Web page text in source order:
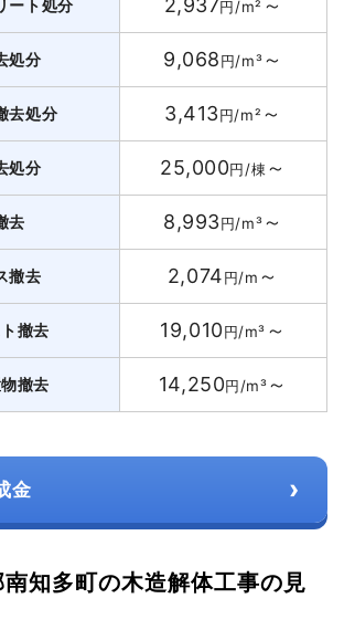
ート処分 2,937円/m² ～
処分 9,068円/m³～
去処分 3,413円/m² ～
処分 25,000円/棟～
去 8,993円/m³～
撤去 2,074円/m ～
撤去 19,010円/m³ ～
撤去 14,250円/m³～
金 ›
知多町の木造解体工事の見